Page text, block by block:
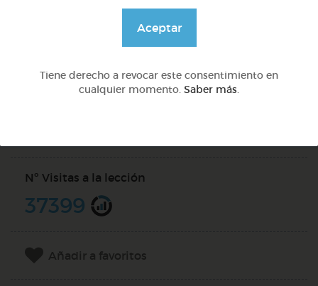
La escarapela nacional argentina
@sill
Nº Visitas a la lección
37399
Añadir a favoritos
Aceptar
Tiene derecho a revocar este consentimiento en
cualquier momento. Saber más.